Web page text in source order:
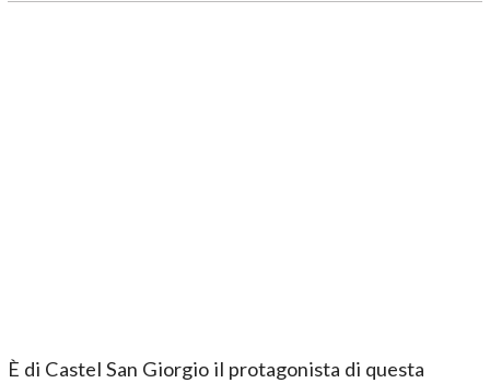
È di Castel San Giorgio il protagonista di questa